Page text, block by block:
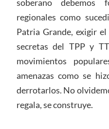
soberano debemos
regionales como
Patria Grande, exigir
secretas del TPP y
movimientos
amenazas como se
derrotarlos. No
regala, se construye.